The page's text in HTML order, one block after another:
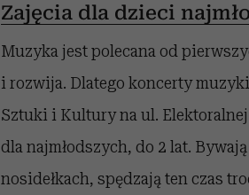
Zajęcia dla dzieci
Muzyka jest polecana od
i rozwija. Dlatego koncerty
Sztuki i Kultury na ul.
dla najmłodszych, do 2 lat.
nosidełkach, spędzają ten czas